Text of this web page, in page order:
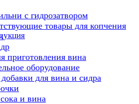
с гидрозатвором
товары для копчения
приготовления вина
оборудование
для вина и сидра
и вина